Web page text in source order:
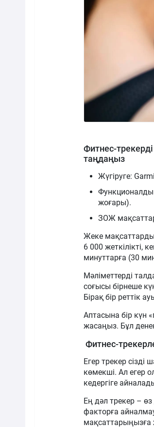
Фитнес-
таңдаңыз
Жүгіруге:
Функционалды
жоғары).
ЗОЖ
Жеке
6 000 жеткілікті,
минуттарға (30
Мәліметтерді
соғысы бірнеше
Бірақ бір реттік
Аптасына бір күн
жасаңыз. Бұл
Фитнес-
Егер трекер
көмекші. Ал егер
кедергіге
Ең дәл трекер –
факторға
мақсаттарыңызға